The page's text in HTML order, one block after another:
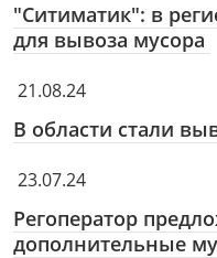
"Ситиматик": в
для вывоза мусора
21.08.24
В области стали
23.07.24
Регоператор
дополнительные